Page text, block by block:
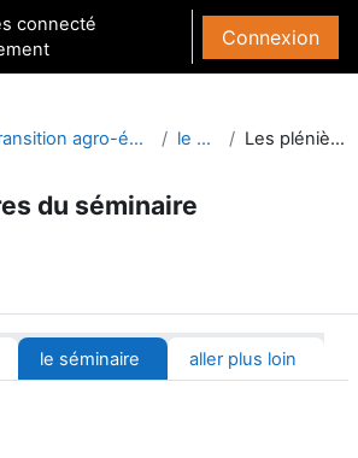
connecté
Connexion
Enseigner la transition agro-écologique en équipe pluridisciplinaire le séminaire Les plénières du séminaire
du séminaire
le séminaire aller plus loin